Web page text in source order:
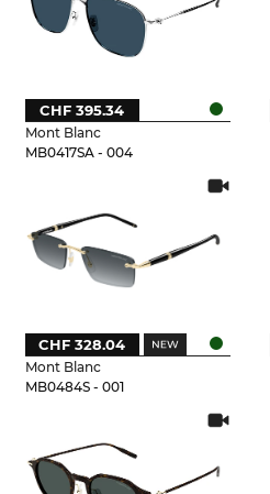
Mont Blanc
MB0417SA - 004
CHF 395.34
Mont Blanc
MB0484S - 001
CHF 328.04